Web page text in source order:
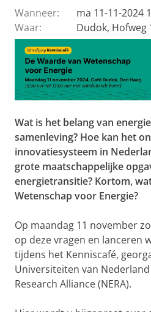
Wanneer:
ma 11-11-2024
Waar:
Dudok, Hofweg
Wat is het belang van
samenleving? Hoe kan het
innovatiesysteem in
grote maatschappelijke
energietransitie? Kortom,
Wetenschap voor Energie?
Op maandag 11 november
op deze vragen en lanceren
tijdens het Kenniscafé,
Universiteiten van
Research Alliance (NERA).